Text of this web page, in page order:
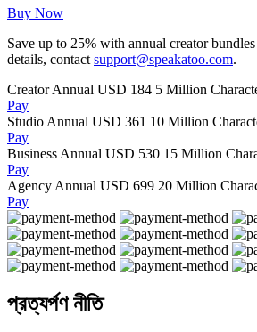
Buy Now
Save up to 25% with annual creator
details, contact support@speakatoo.com.
Creator Annual USD 184 5 Million
Pay
Studio Annual USD 361 10 Million
Pay
Business Annual USD 530 15 Million
Pay
Agency Annual USD 699 20 Million
Pay
প্রত্যর্পণ নীতি